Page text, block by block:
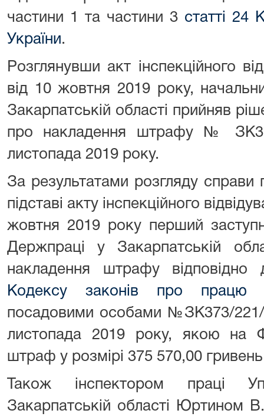
частини 1 та частини 3 статті 24
України.
Розглянувши акт інспекційного
від 10 жовтня 2019 року,
Закарпатській області прийняв
про накладення штрафу №
листопада 2019 року.
За результатами розгляду
підставі акту інспекційного
жовтня 2019 року перший
Держпраці у Закарпатській
накладення штрафу
Кодексу законів про працю
посадовими особами №ЗК373/
листопада 2019 року, якою
штраф у розмірі 375 570,00
Також інспектором праці
Закарпатській області Юртином